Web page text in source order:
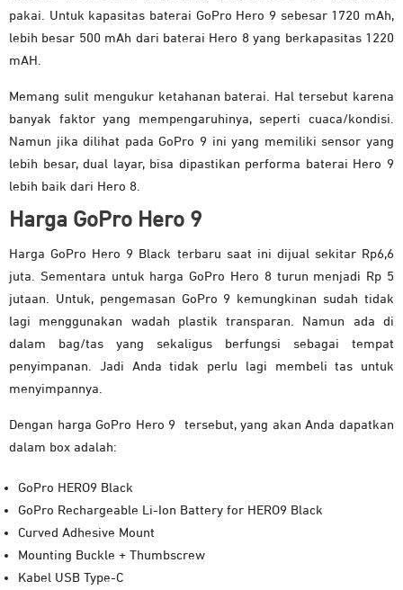
pakai. Untuk kapasitas baterai GoPro Hero 9 sebesar 1720 mAh,
lebih besar 500 mAh dari baterai Hero 8 yang berkapasitas 1220
mAH.
Memang sulit mengukur ketahanan baterai. Hal tersebut karena
banyak faktor yang mempengaruhinya, seperti cuaca/kondisi.
Namun jika dilihat pada GoPro 9 ini yang memiliki sensor yang
lebih besar, dual layar, bisa dipastikan performa baterai Hero 9
lebih baik dari Hero 8.
Harga GoPro Hero 9
Harga GoPro Hero 9 Black terbaru saat ini dijual sekitar Rp6,6
juta. Sementara untuk harga GoPro Hero 8 turun menjadi Rp 5
jutaan. Untuk, pengemasan GoPro 9 kemungkinan sudah tidak
lagi menggunakan wadah plastik transparan. Namun ada di
dalam bag/tas yang sekaligus berfungsi sebagai tempat
penyimpanan. Jadi Anda tidak perlu lagi membeli tas untuk
menyimpannya.
Dengan harga GoPro Hero 9 tersebut, yang akan Anda dapatkan
dalam box adalah:
GoPro HERO9 Black
GoPro Rechargeable Li-Ion Battery for HERO9 Black
Curved Adhesive Mount
Mounting Buckle + Thumbscrew
Kabel USB Type-C